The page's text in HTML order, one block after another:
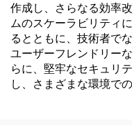
作成し、さらなる効率
ムのスケーラビリティ
るとともに、技術者で
ユーザーフレンドリー
らに、堅牢なセキュリ
し、さまざまな環境で